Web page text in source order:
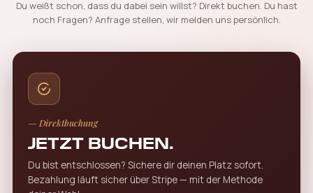
Du weißt schon, dass du dabei sein willst? Direkt buchen. Du hast
noch Fragen? Anfrage stellen, wir melden uns persönlich.
— Direktbuchung
JETZT BUCHEN.
Du bist entschlossen? Sichere dir deinen Platz sofort.
Bezahlung läuft sicher über Stripe — mit der Methode